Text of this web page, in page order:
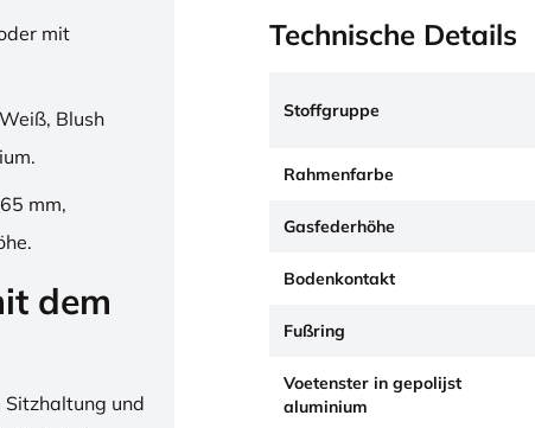
mit
Blush
mm,
dem
und
Technische Details
Stoffgruppe
Rahmenfarbe
Gasfederhöhe
Bodenkontakt
Fußring
Voetenster in gepolijst
aluminium